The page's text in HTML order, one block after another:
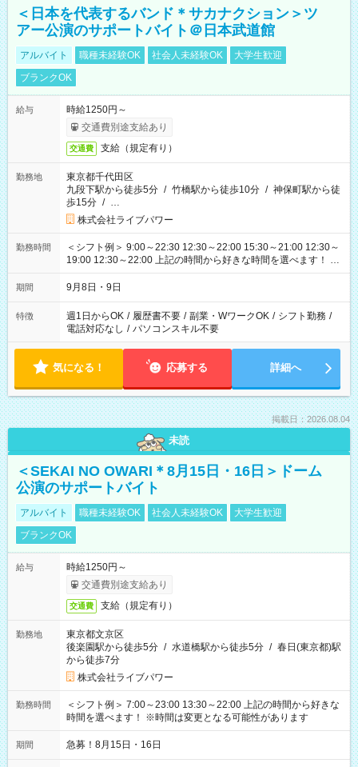
＜日本を代表するバンド＊サカナクション＞ツ
アー公演のサポートバイト＠日本武道館
アルバイト 職種未経験OK 社会人未経験OK
大学生歓迎
ブランクOK
給与
時給1250円～
交通費別途支給あり
交通費 支給（規定有り）
勤務地
東京都千代田区
九段下駅から徒歩5分 / 竹橋駅から徒歩10分 / 神保町駅から徒
歩15分 / …
株式会社ライブパワー
勤務時間
＜シフト例＞ 9:00～22:30 12:30～22:00 15:30～21:00 12:30～
19:00 12:30～22:00 上記の時間から好きな時間を選べます！ ※
時間は変更となる可能性があります
期間 9月8日・9日
特徴 週1日からOK / 履歴書不要 / 副業・WワークOK / シフト勤務 /
電話対応なし / パソコンスキル不要
気になる！ 応募する 詳細へ
掲載日：2026.08.04
未読
＜SEKAI NO OWARI＊8月15日・16日＞ドーム
公演のサポートバイト
アルバイト 職種未経験OK 社会人未経験OK
大学生歓迎
ブランクOK
給与
時給1250円～
交通費別途支給あり
交通費 支給（規定有り）
勤務地
東京都文京区
後楽園駅から徒歩5分 / 水道橋駅から徒歩5分 / 春日(東京都)駅
から徒歩7分
株式会社ライブパワー
勤務時間
＜シフト例＞ 7:00～23:00 13:30～22:00 上記の時間から好きな
時間を選べます！ ※時間は変更となる可能性があります
期間 急募！8月15日・16日